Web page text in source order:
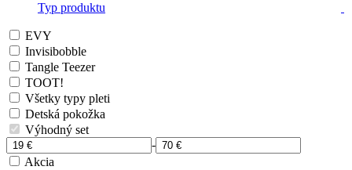
Typ produktu
EVY
Invisibobble
Tangle Teezer
TOOT!
Všetky typy pleti
Detská pokožka
Výhodný set
-
Akcia